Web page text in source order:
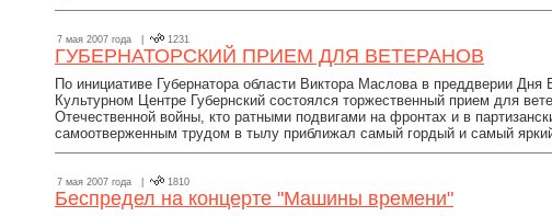
7 мая 2007 года | 1231
ГУБЕРНАТОРСКИЙ ПРИЕМ ДЛЯ ВЕТЕРАНОВ
По инициативе Губернатора области Виктора Маслова в преддверии
Культурном Центре Губернский состоялся торжественный прием для
Отечественной войны, кто ратными подвигами на фронтах и в
самоотверженным трудом в тылу приближал самый гордый и самый
7 мая 2007 года | 1810
Беспредел на концерте "Машины времени"